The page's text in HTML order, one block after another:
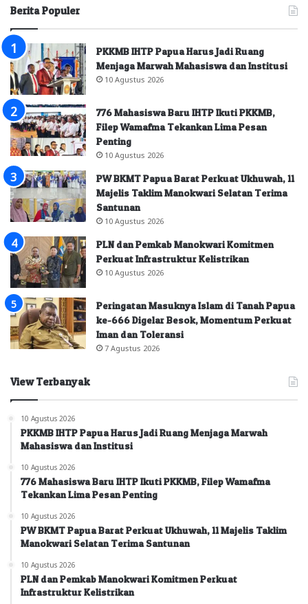
Berita Populer
PKKMB IHTP Papua Harus Jadi Ruang
Menjaga Marwah Mahasiswa dan Institusi
10 Agustus 2026
776 Mahasiswa Baru IHTP Ikuti PKKMB,
Filep Wamafma Tekankan Lima Pesan
Penting
10 Agustus 2026
PW BKMT Papua Barat Perkuat Ukhuwah, 11
Majelis Taklim Manokwari Selatan Terima
Santunan
10 Agustus 2026
PLN dan Pemkab Manokwari Komitmen
Perkuat Infrastruktur Kelistrikan
10 Agustus 2026
Peringatan Masuknya Islam di Tanah Papua
ke-666 Digelar Besok, Momentum Perkuat
Iman dan Toleransi
7 Agustus 2026
View Terbanyak
10 Agustus 2026
PKKMB IHTP Papua Harus Jadi Ruang Menjaga Marwah
Mahasiswa dan Institusi
10 Agustus 2026
776 Mahasiswa Baru IHTP Ikuti PKKMB, Filep Wamafma
Tekankan Lima Pesan Penting
10 Agustus 2026
PW BKMT Papua Barat Perkuat Ukhuwah, 11 Majelis Taklim
Manokwari Selatan Terima Santunan
10 Agustus 2026
PLN dan Pemkab Manokwari Komitmen Perkuat
Infrastruktur Kelistrikan